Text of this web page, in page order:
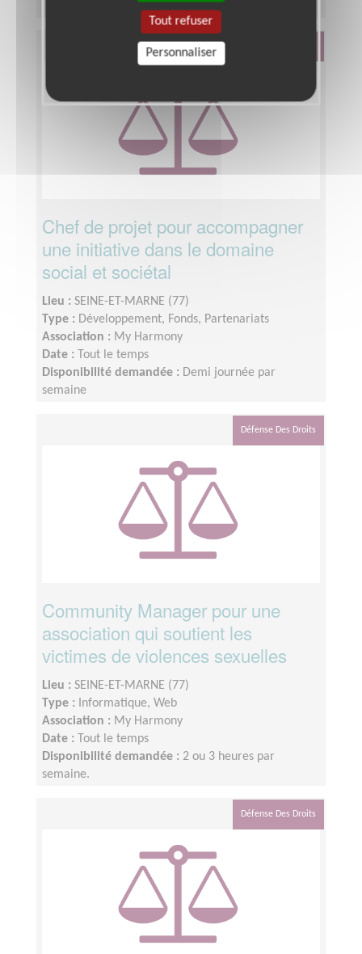
Chef de projet pour accompagner
une initiative dans le domaine
social et sociétal
Lieu : SEINE-ET-MARNE (77)
Type : Développement, Fonds, Partenariats
Association : My Harmony
Date :
Tout le temps
Disponibilité demandée : Demi journée par
semaine
Défense Des Droits
Community Manager pour une
association qui soutient les
victimes de violences sexuelles
Lieu : SEINE-ET-MARNE (77)
Type :
Informatique, Web
Association : My Harmony
Date :
Tout le temps
Disponibilité demandée : 2 ou 3 heures par
semaine.
Défense Des Droits
Tout refuser
Personnaliser